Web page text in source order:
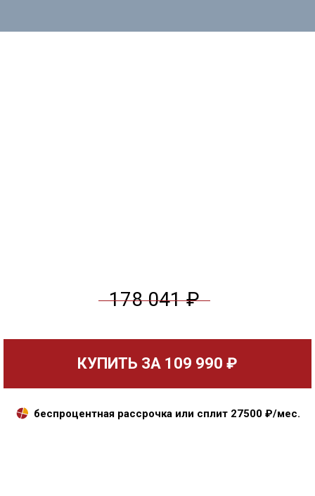
178 041 ₽
КУПИТЬ ЗА 109 990 ₽
беспроцентная рассрочка или сплит 27500₽/мес.